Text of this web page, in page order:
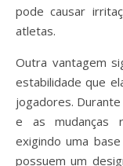
pode causar
atletas.
Outra vantagem
estabilidade que
jogadores.
e as mudanças
exigindo uma
possuem um